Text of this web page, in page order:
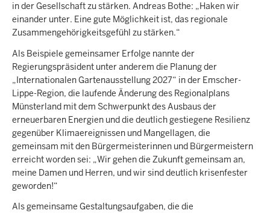
in der Gesellschaft zu stärken. Andreas Bothe: „Haken wir
einander unter. Eine gute Möglichkeit ist, das regionale
Zusammengehörigkeitsgefühl zu stärken.“
Als Beispiele gemeinsamer Erfolge nannte der
Regierungspräsident unter anderem die Planung der
„Internationalen Gartenausstellung 2027“ in der Emscher-
Lippe-Region, die laufende Änderung des Regionalplans
Münsterland mit dem Schwerpunkt des Ausbaus der
erneuerbaren Energien und die deutlich gestiegene Resilienz
gegenüber Klimaereignissen und Mangellagen, die
gemeinsam mit den Bürgermeisterinnen und Bürgermeistern
erreicht worden sei: „Wir gehen die Zukunft gemeinsam an,
meine Damen und Herren, und wir sind deutlich krisenfester
geworden!“
Als gemeinsame Gestaltungsaufgaben, die die